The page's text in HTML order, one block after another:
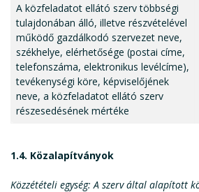
A közfeladatot ellátó szerv többségi
tulajdonában álló, illetve részvételével
működő gazdálkodó szervezet neve,
székhelye, elérhetősége (postai címe,
telefonszáma, elektronikus levélcíme),
tevékenységi köre, képviselőjének
neve, a közfeladatot ellátó szerv
részesedésének mértéke
1.4. Közalapítványok
Közzétételi egység: A szerv által alapított